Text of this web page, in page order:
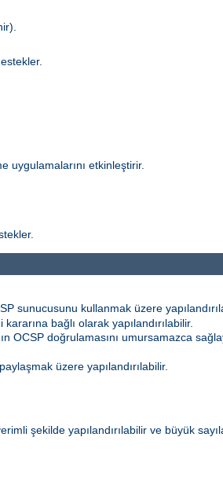
uygulamalarını etkinleştirir.
sunucusunu kullanmak üzere
bağlı olarak yapılandırılabilir.
OCSP doğrulamasını umursamazca
üzere yapılandırılabilir.
şekilde yapılandırılabilir ve büyük